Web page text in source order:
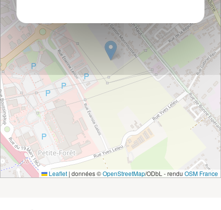
Leaflet | données ©OpenStreetMap/ODbL - rendu OSM France